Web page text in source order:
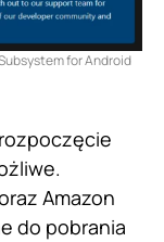
for Android
Amazon
do pobrania